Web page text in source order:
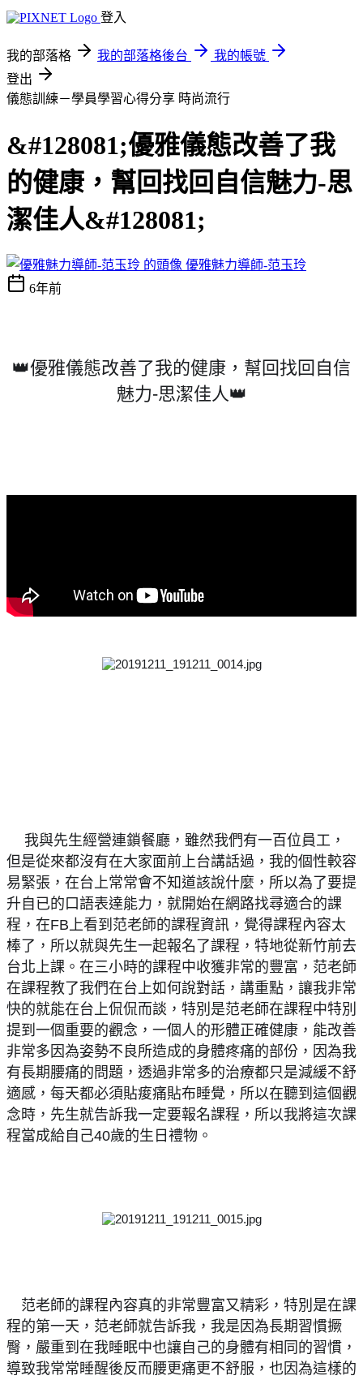
登入
我的部落格 我的部落格後台
我的帳號
登出
儀態訓練－學員學習心得分享 時尚流行
&#128081;優雅儀態改善了我
的健康，幫回找回自信魅力-思
潔佳人&#128081;
優雅魅力導師-范玉玲
6年前
👑優雅儀態改善了我的健康，幫回找回自信
魅力-思潔佳人👑
我與先生經營連鎖餐廳，雖然我們有一百位員工，
但是從來都沒有在大家面前上台講話過，我的個性較容
易緊張，在台上常常會不知道該說什麼，所以為了要提
升自已的口語表達能力，就開始在網路找尋適合的課
程，在FB上看到范老師的課程資訊，覺得課程內容太
棒了，所以就與先生一起報名了課程，特地從新竹前去
台北上課。在三小時的課程中收獲非常的豐富，范老師
在課程教了我們在台上如何說對話，講重點，讓我非常
快的就能在台上侃侃而談，特別是范老師在課程中特別
提到一個重要的觀念，一個人的形體正確健康，能改善
非常多因為姿勢不良所造成的身體疼痛的部份，因為我
有長期腰痛的問題，透過非常多的治療都只是減緩不舒
適感，每天都必須貼痠痛貼布睡覺，所以在聽到這個觀
念時，先生就告訴我一定要報名課程，所以我將這次課
程當成給自己40歲的生日禮物。
范老師的課程內容真的非常豐富又精彩，特別是在課
程的第一天，范老師就告訴我，我是因為長期習慣撅
臀，嚴重到在我睡眠中也讓自己的身體有相同的習慣，
導致我常常睡醒後反而腰更痛更不舒服，也因為這樣的